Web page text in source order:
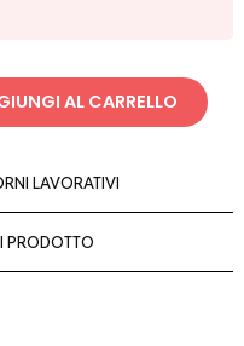
AL CARRELLO
LAVORATIVI
PRODOTTO